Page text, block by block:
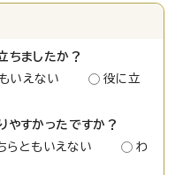
ちましたか？
いえない
役に立
やすかったですか？
らともいえない
わ